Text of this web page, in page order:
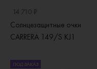
Солнцезащитные очки
CARRERA 149/S KJ1
ПОД ЗАКАЗ